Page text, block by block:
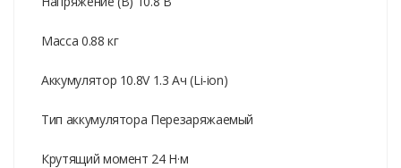
Масса 0.88 кг
Аккумулятор 10.8V 1.3 Ач (Li-ion)
Тип аккумулятора Перезаряжаемый
Крутящий момент 24 Н·м